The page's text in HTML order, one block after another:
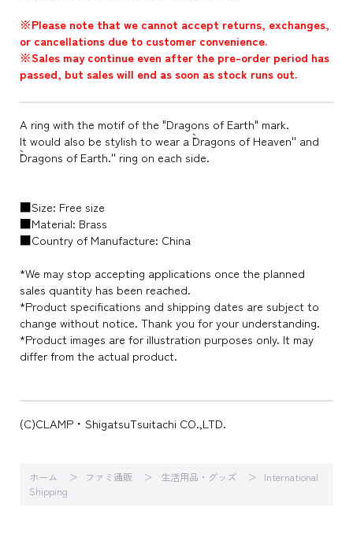
※Please note that we cannot accept returns, exchanges,
or cancellations due to customer convenience.
※Sales may continue even after the pre-order period has
passed, but sales will end as soon as stock runs out.
A ring with the motif of the "Dragons of Earth" mark.
It would also be stylish to wear a ``Dragons of Heaven'' and
``Dragons of Earth.'' ring on each side.
■Size: Free size
■Material: Brass
■Country of Manufacture: China
*We may stop accepting applications once the planned
sales quantity has been reached.
*Product specifications and shipping dates are subject to
change without notice. Thank you for your understanding.
*Product images are for illustration purposes only. It may
differ from the actual product.
(C)CLAMP・ShigatsuTsuitachi CO.,LTD.
ホーム ファミ通販 生活用品・グッズ
International
Shipping